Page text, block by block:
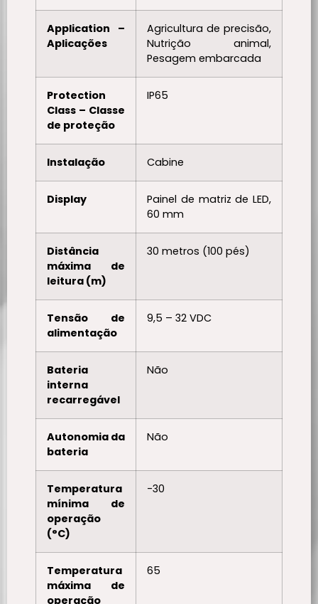
Application –
Aplicações
Agricultura de precisão,
Nutrição animal,
Pesagem embarcada
Protection
Class – Classe
de proteção
IP65
Instalação Cabine
Display
Painel de matriz de LED,
60 mm
Distância
máxima de
leitura (m)
30 metros (100 pés)
Tensão de
alimentação
9,5 – 32 VDC
Bateria
interna
recarregável
Não
Autonomia da
bateria
Não
Temperatura
mínima de
operação
(°C)
-30
Temperatura
máxima de
operação
65